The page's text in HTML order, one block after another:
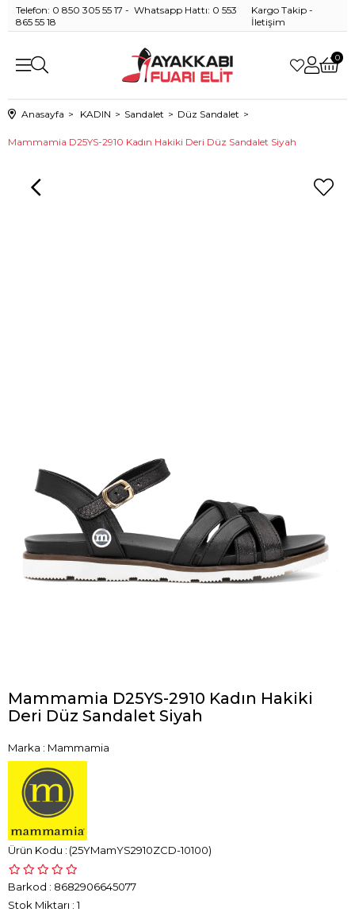
Telefon: 0 850 305 55 17 - Whatsapp Hattı: 0 553
865 55 18
Kargo Takip -
İletişim
0
Anasayfa KADIN Sandalet Düz Sandalet
Mammamia D25YS-2910 Kadın Hakiki Deri Düz Sandalet Siyah
Mammamia D25YS-2910 Kadın Hakiki
Deri Düz Sandalet Siyah
Marka : Mammamia
(25YMamYS2910ZCD-10100)
Barkod : 8682906645077
Stok Miktarı : 1